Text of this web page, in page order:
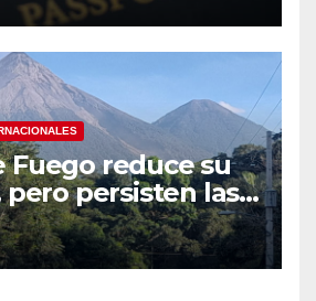
Fuego reduce su
pero persisten las